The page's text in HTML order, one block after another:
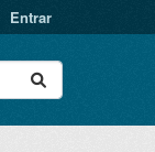
Entrar